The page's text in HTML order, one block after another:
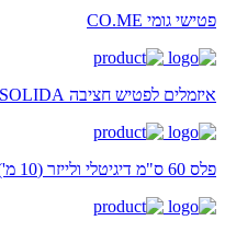
פטישי גומי CO.ME
איזמלים לפטיש חציבה SOLIDA
פלס 60 ס"מ דיגיטלי ולייזר (10 מ') TOPEX